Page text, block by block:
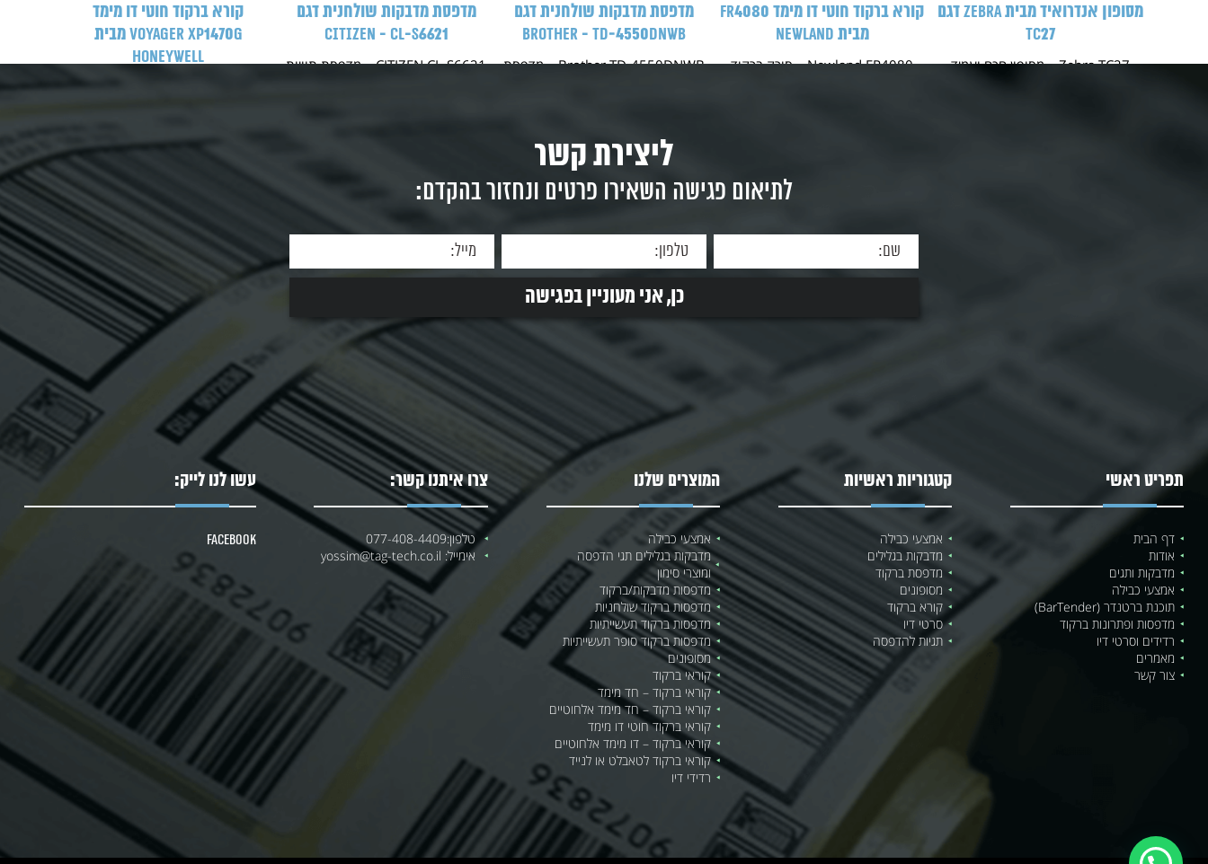
מסופון אנדרואיד מבית Zebra דגם
TC27
Zebra TC27 – מסופון חכם ועמיד
קורא ברקוד חוטי דו מימד FR4080
מבית NEWLAND
Newland FR4080 – סורק ברקוד
מדפסת מדבקות שולחנית דגם
Brother - TD‑4550DNWB
Brother TD‑4550DNWB – מדפסת
מדפסת מדבקות שולחנית דגם
CITIZEN - CL-S6621
CITIZEN CL-S6621 – מדפסת תוויות
קורא ברקוד חוטי דו מימד
Voyager XP1470g מבית
HONEYWELL
Honeywell Voyager™ XP 1470g –
ליצירת קשר
לתיאום פגישה השאירו פרטים ונחזור בהקדם:
תפריט ראשי
דף הבית
אודות
מדבקות ותגים
אמצעי כבילה
תוכנת ברטנדר (BarTender)
מדפסות ופתרונות ברקוד
רדידים וסרטי דיו
מאמרים
צור קשר
קטגוריות ראשיות
אמצעי כבילה
מדבקות בגלילים
מדפסת ברקוד
מסופונים
קורא ברקוד
סרטי דיו
תגיות להדפסה
המוצרים שלנו
אמצעי כבילה
מדבקות בגלילים תגי הדפסה
ומוצרי סימון
מדפסות מדבקות/ברקוד
מדפסות ברקוד שולחניות
מדפסות ברקוד תעשייתיות
מדפסות ברקוד סופר תעשייתיות
מסופונים
קוראי ברקוד
קוראי ברקוד – חד מימד
קוראי ברקוד – חד מימד אלחוטיים
קוראי ברקוד חוטי דו מימד
קוראי ברקוד – דו מימד אלחוטיים
קוראי ברקוד לטאבלט או לנייד
רדידי דיו
צרו איתנו קשר:
טלפון:077-408-4409
אימייל: yossim@tag-tech.co.il
עשו לנו לייק:
Facebook